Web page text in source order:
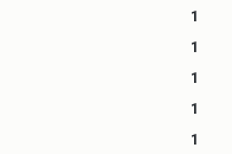
1
1
1
1
1